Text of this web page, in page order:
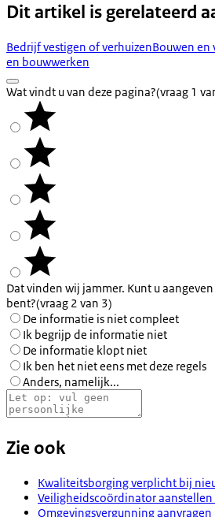
Dit artikel is gerelateerd
Bedrijf vestigen of verhuizenBouwen en
en bouwwerken
Wat vindt u van deze pagina?(vraag 1
Dat vinden wij jammer. Kunt u
bent?(vraag 2 van 3)
De informatie is niet compleet
Ik begrijp de informatie niet
De informatie klopt niet
Ik ben het niet eens met deze regels
Anders, namelijk...
Zie ook
Kwaliteitsborging verplicht bij
Veiligheidscoördinator
Omgevingsvergunning aanvragen